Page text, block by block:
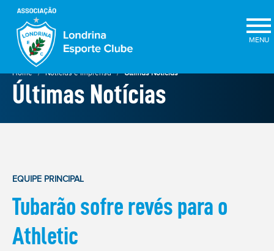
×
ELEIÇÕES
2025
Home Notícias e Imprensa Últimas Notícias
Últimas Notícias
EQUIPE PRINCIPAL
Tubarão sofre revés para o
Athletic